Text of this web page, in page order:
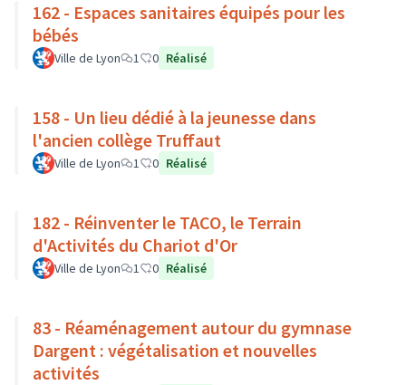
162 - Espaces sanitaires équipés pour les
bébés
Ville de Lyon 1 0 Réalisé
158 - Un lieu dédié à la jeunesse dans
l'ancien collège Truffaut
Ville de Lyon 1 0 Réalisé
182 - Réinventer le TACO, le Terrain
d'Activités du Chariot d'Or
Ville de Lyon 1 0 Réalisé
83 - Réaménagement autour du gymnase
Dargent : végétalisation et nouvelles
activités